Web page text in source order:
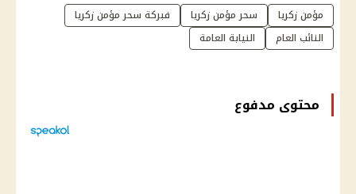
مؤمن زكريا سحر مؤمن زكريا
فبركة سحر مؤمن زكريا
النائب العام
النيابة العامة
محتوى مدفوع